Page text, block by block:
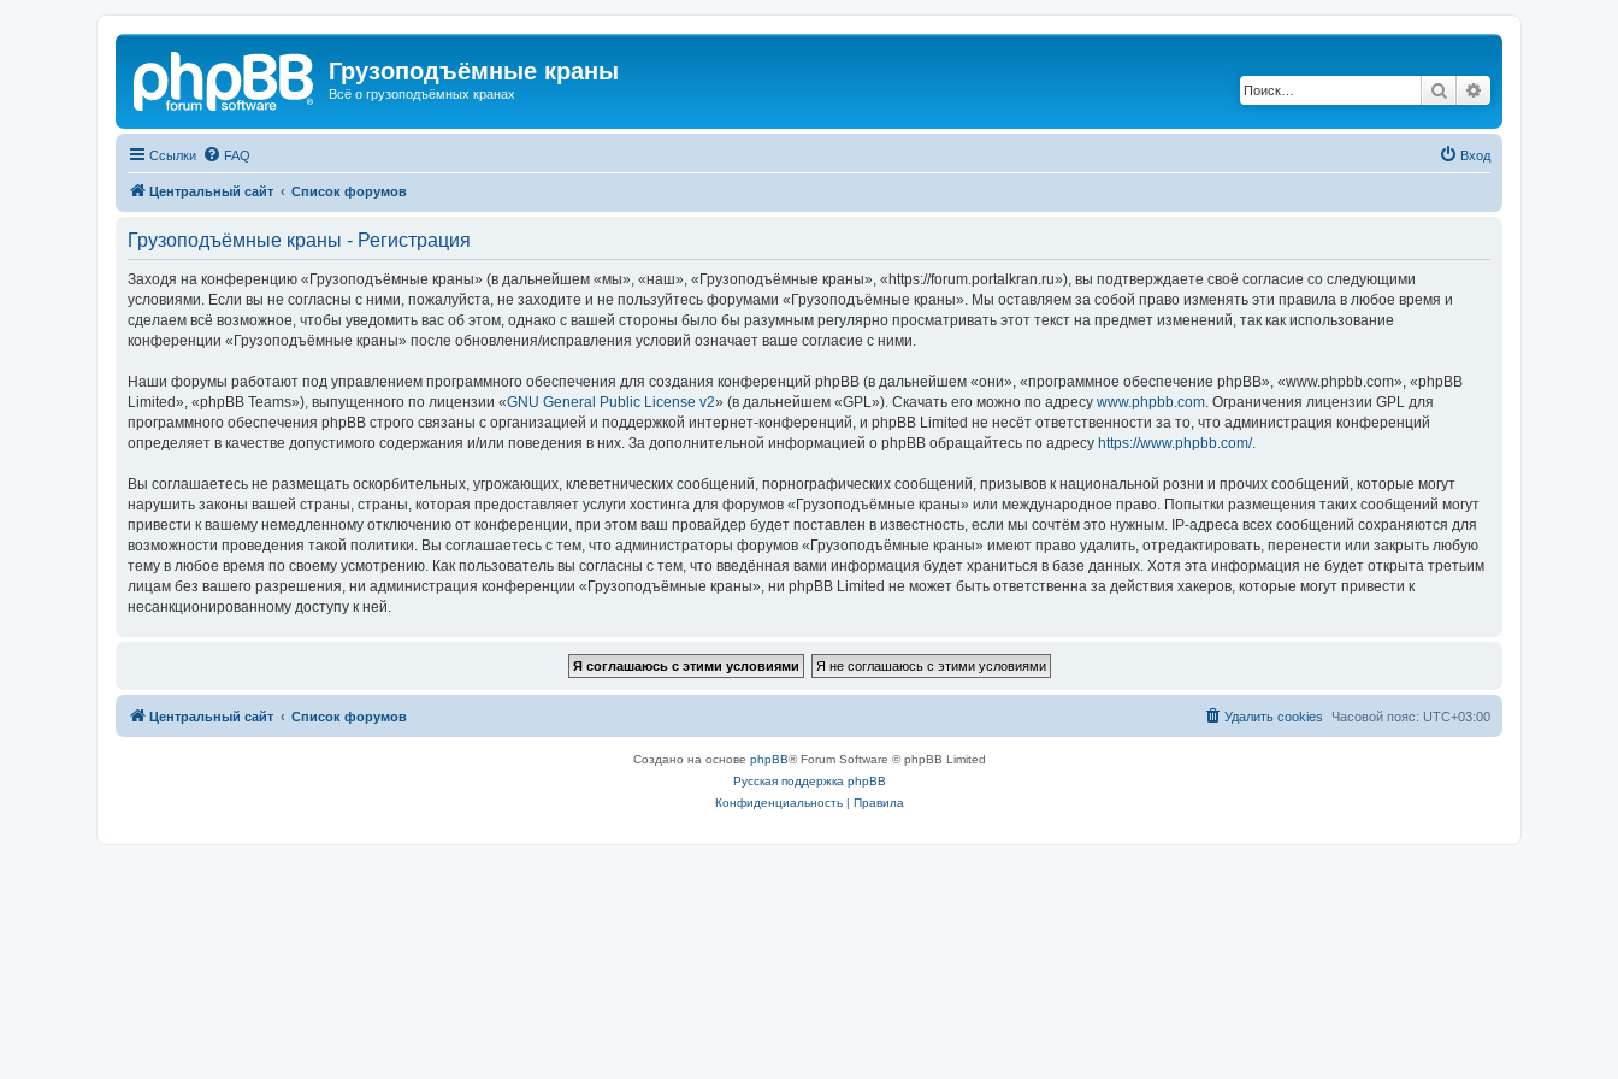
Грузоподъёмные краны
Всё о грузоподъёмных кранах Поиск
Ссылки FAQ Вход
Центральный сайт Список форумов
Грузоподъёмные краны - Регистрация
Заходя на конференцию «Грузоподъёмные краны» (в дальнейшем «мы», «наш», «Грузоподъёмные краны», «https://forum.portalkran.ru»), вы подтверждаете своё согласие со следующими
условиями. Если вы не согласны с ними, пожалуйста, не заходите и не пользуйтесь форумами «Грузоподъёмные краны». Мы оставляем за собой право изменять эти правила в любое время и
сделаем всё возможное, чтобы уведомить вас об этом, однако с вашей стороны было бы разумным регулярно просматривать этот текст на предмет изменений, так как использование
конференции «Грузоподъёмные краны» после обновления/исправления условий означает ваше согласие с ними.
Наши форумы работают под управлением программного обеспечения для создания конференций phpBB (в дальнейшем «они», «программное обеспечение phpBB», «www.phpbb.com», «phpBB
Limited», «phpBB Teams»), выпущенного по лицензии «GNU General Public License v2» (в дальнейшем «GPL»). Скачать его можно по адресу www.phpbb.com . Ограничения лицензии GPL для
программного обеспечения phpBB строго связаны с организацией и поддержкой интернет-конференций, и phpBB Limited не несёт ответственности за то, что администрация конференций
определяет в качестве допустимого содержания и/или поведения в них. За дополнительной информацией о phpBB обращайтесь по адресу https://www.phpbb.com/.
Вы соглашаетесь не размещать оскорбительных, угрожающих, клеветнических сообщений, порнографических сообщений, призывов к национальной розни и прочих сообщений, которые могут
нарушить законы вашей страны, страны, которая предоставляет услуги хостинга для форумов «Грузоподъёмные краны» или международное право. Попытки размещения таких сообщений могут
привести к вашему немедленному отключению от конференции, при этом ваш провайдер будет поставлен в известность, если мы сочтём это нужным. IP-адреса всех сообщений сохраняются для
возможности проведения такой политики. Вы соглашаетесь с тем, что администраторы форумов «Грузоподъёмные краны» имеют право удалить, отредактировать, перенести или закрыть любую
тему в любое время по своему усмотрению. Как пользователь вы согласны с тем, что введённая вами информация будет храниться в базе данных. Хотя эта информация не будет открыта третьим
лицам без вашего разрешения, ни администрация конференции «Грузоподъёмные краны», ни phpBB Limited не может быть ответственна за действия хакеров, которые могут привести к
несанкционированному доступу к ней.
Центральный сайт Список форумов Часовой пояс: UTC+03:00
Удалить cookies
Создано на основе phpBB® Forum Software © phpBB Limited
Русская поддержка phpBB
Конфиденциальность| Правила